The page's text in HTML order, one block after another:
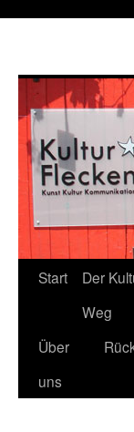
Start
Der
Weg
Über
uns